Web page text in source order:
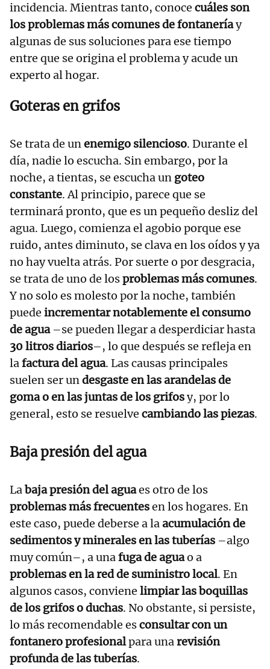
incidencia. Mientras tanto, conoce cuáles son
los problemas más comunes de fontaneríay
algunas de sus soluciones para ese tiempo
entre que se origina el problema y acude un
experto al hogar.
Goteras en grifos
Se trata de unenemigo silencioso. Durante el
día, nadie lo escucha. Sin embargo, por la
noche, a tientas, se escucha un goteo
constante. Al principio, parece que se
terminará pronto, que es un pequeño desliz del
agua. Luego, comienza el agobio porque ese
ruido, antes diminuto, se clava en los oídos y ya
no hay vuelta atrás. Por suerte o por desgracia,
se trata de uno de losproblemas más comunes.
Y no solo es molesto por la noche, también
puede incrementar notablemente el consumo
de agua–se pueden llegar a desperdiciar hasta
30 litros diarios–, lo que después se refleja en
lafactura del agua. Las causas principales
suelen ser undesgaste en las arandelas de
goma o en las juntas de los grifosy, por lo
general, esto se resuelve cambiando las piezas.
Baja presión del agua
Labaja presión del aguaes otro de los
problemas más frecuentesen los hogares. En
este caso, puede deberse a laacumulación de
sedimentos y minerales en las tuberías –algo
muy común–, a unafuga de aguao a
problemas en la red de suministro local. En
algunos casos, conviene limpiar las boquillas
de los grifos o duchas. No obstante, si persiste,
lo más recomendable esconsultar con un
fontanero profesionalpara unarevisión
profunda de las tuberías.